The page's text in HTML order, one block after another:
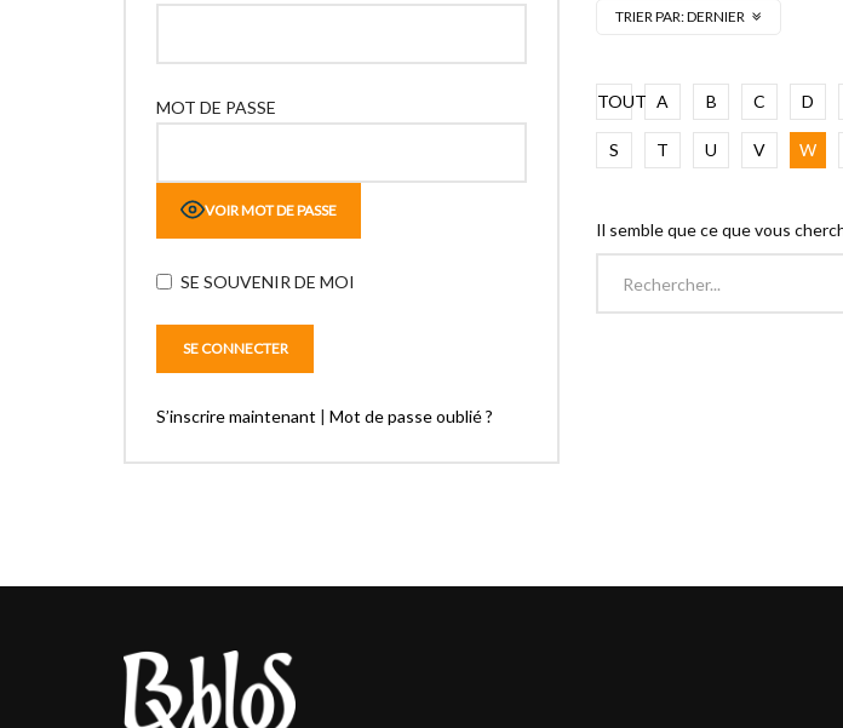
TRIER PAR:DERNIER
TOUT A B C D
S T U V W
Il semble que ce que vous
MOT DE PASSE
VOIR MOT DE PASSE
SE SOUVENIR DE MOI
S’inscrire maintenant | Mot de passe oublié ?